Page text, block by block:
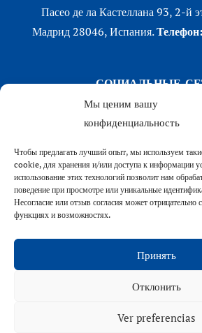
Мы ценим вашу
конфиденциальность
Чтобы предлагать лучший опыт, мы используем
cookie, для хранения и/или доступа к информации
использование этих технологий позволит нам
поведение при просмотре или уникальные
Несогласие или отзыв согласия может отрицательно
функциях и возможностях.
Принять
Отклонить
Ver preferencias
Пасео де ла Кастеллана 93, 2-й
Мадрид 28046, Испания.Телефон:
СОЦИАЛЬНЫЕ
Instagram
Facebook
VENFORT® 2026
Политика конфиденциальности|Политика